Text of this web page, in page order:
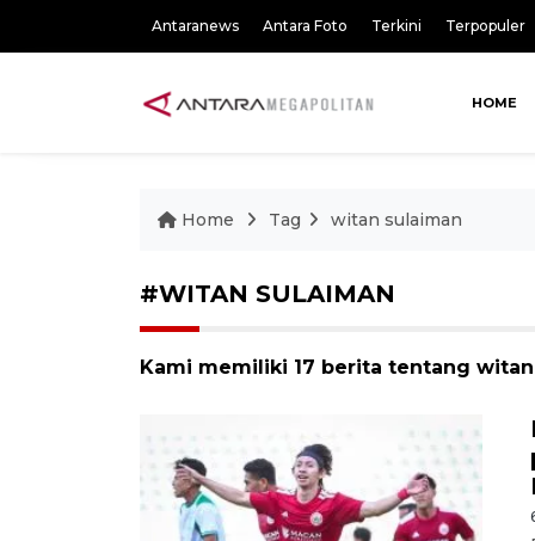
Antaranews Antara Foto Terkini Terpopuler
HOME
Home Tag witan sulaiman
#WITAN SULAIMAN
Kami memiliki 17 berita tentang